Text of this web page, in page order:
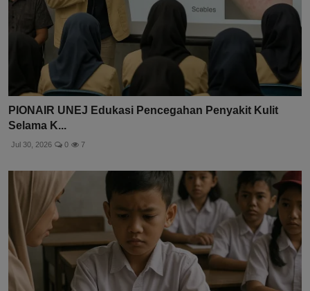
PIONAIR UNEJ Edukasi Pencegahan Penyakit Kulit
Selama K...
Jul 30, 2026 0 7